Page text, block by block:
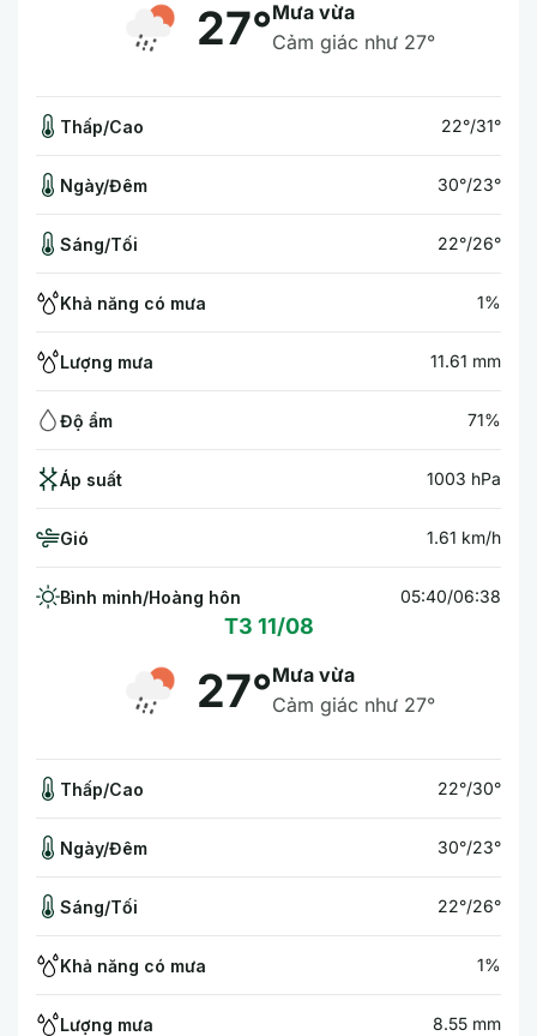
27°Mưa vừa
Cảm giác như 27°
Thấp/Cao 22°/31°
Ngày/Đêm 30°/23°
Sáng/Tối 22°/26°
Khả năng có mưa 1%
Lượng mưa 11.61 mm
Độ ẩm 71%
Áp suất 1003 hPa
Gió 1.61 km/h
Bình minh/Hoàng hôn 05:40/06:38
T3 11/08
27°Mưa vừa
Cảm giác như 27°
Thấp/Cao 22°/30°
Ngày/Đêm 30°/23°
Sáng/Tối 22°/26°
Khả năng có mưa 1%
Lượng mưa 8.55 mm